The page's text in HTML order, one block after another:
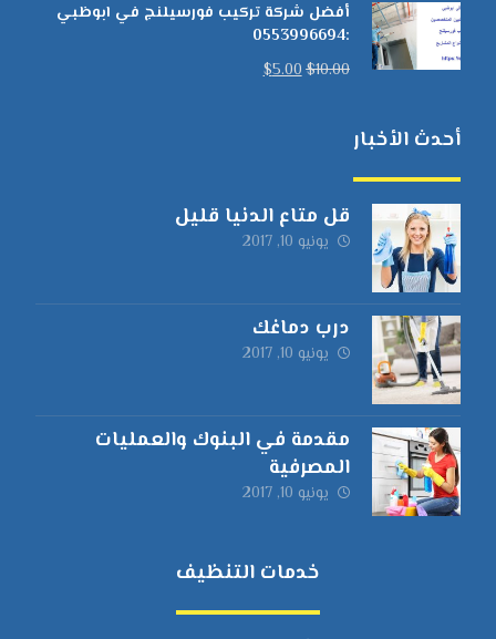
أفضل شركة تركيب فورسيلنج في ابوظبي
:0553996694
$10.00
$5.00
أحدث الأخبار
قل متاع الدنيا قليل
يونيو 10, 2017
درب دماغك
يونيو 10, 2017
مقدمة في البنوك والعمليات
المصرفية
يونيو 10, 2017
خدمات التنظيف